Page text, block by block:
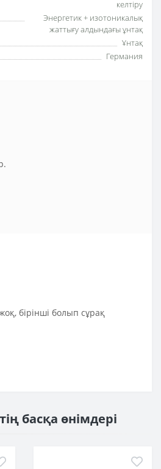
келтіру
Энергетик + изотоникалық
жаттығу алдындағы ұнтақ
Ұнтақ
Германия
бірінші болып сұрақ
басқа өнімдері